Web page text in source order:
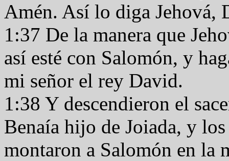
Amén. Así lo diga Jehová,
1:37 De la manera que
así esté con Salomón, y
mi señor el rey David.
1:38 Y descendieron el
Benaía hijo de Joiada, y
montaron a Salomón en